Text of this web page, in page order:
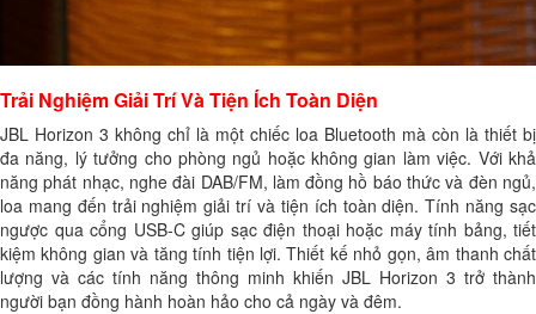
Trải Nghiệm Giải Trí Và Tiện Ích Toàn Diện
JBL Horizon 3 không chỉ là một chiếc loa Bluetooth mà còn là thiết bị
đa năng, lý tưởng cho phòng ngủ hoặc không gian làm việc. Với khả
năng phát nhạc, nghe đài DAB/FM, làm đồng hồ báo thức và đèn ngủ,
loa mang đến trải nghiệm giải trí và tiện ích toàn diện. Tính năng sạc
ngược qua cổng USB-C giúp sạc điện thoại hoặc máy tính bảng, tiết
kiệm không gian và tăng tính tiện lợi. Thiết kế nhỏ gọn, âm thanh chất
lượng và các tính năng thông minh khiến JBL Horizon 3 trở thành
người bạn đồng hành hoàn hảo cho cả ngày và đêm.